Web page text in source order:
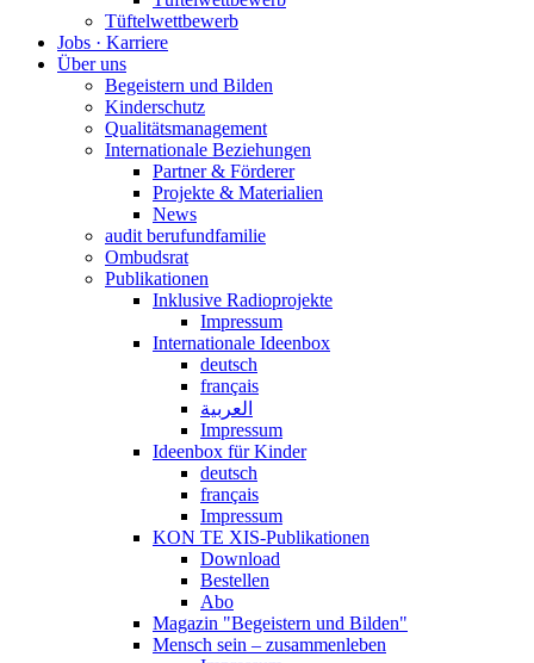
Tüftelwettbewerb
Jobs · Karriere
Über uns
Begeistern und Bilden
Kinderschutz
Qualitätsmanagement
Internationale Beziehungen
Partner & Förderer
Projekte & Materialien
News
audit berufundfamilie
Ombudsrat
Publikationen
Inklusive Radioprojekte
Impressum
Internationale Ideenbox
deutsch
français
العربية
Impressum
Ideenbox für Kinder
deutsch
français
Impressum
KON TE XIS-Publikationen
Download
Bestellen
Abo
Magazin "Begeistern und Bilden"
Mensch sein – zusammenleben